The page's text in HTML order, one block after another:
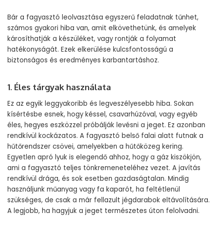
Bár a fagyasztó leolvasztása egyszerű feladatnak tűnhet,
számos gyakori hiba van, amit elkövethetünk, és amelyek
károsíthatják a készüléket, vagy rontják a folyamat
hatékonyságát. Ezek elkerülése kulcsfontosságú a
biztonságos és eredményes karbantartáshoz.
1. Éles tárgyak használata
Ez az egyik leggyakoribb és legveszélyesebb hiba. Sokan
kísértésbe esnek, hogy késsel, csavarhúzóval, vagy egyéb
éles, hegyes eszközzel próbálják levésni a jeget. Ez azonban
rendkívül kockázatos. A fagyasztó belső falai alatt futnak a
hűtőrendszer csövei, amelyekben a hűtőközeg kering.
Egyetlen apró lyuk is elegendő ahhoz, hogy a gáz kiszökjön,
ami a fagyasztó teljes tönkremeneteléhez vezet. A javítás
rendkívül drága, és sok esetben gazdaságtalan. Mindig
használjunk műanyag vagy fa kaparót, ha feltétlenül
szükséges, de csak a már fellazult jégdarabok eltávolítására.
A legjobb, ha hagyjuk a jeget természetes úton felolvadni.